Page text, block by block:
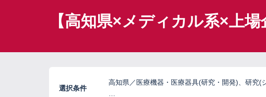
【高知県×メディカル系×上
選択条件
高知県／医療機器・医療器具(研究・開発)、研究